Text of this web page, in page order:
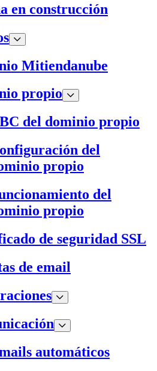
en construcción
Mitiendanube
propio
del dominio propio
del
propio
del
propio
de seguridad SSL
de email
automáticos